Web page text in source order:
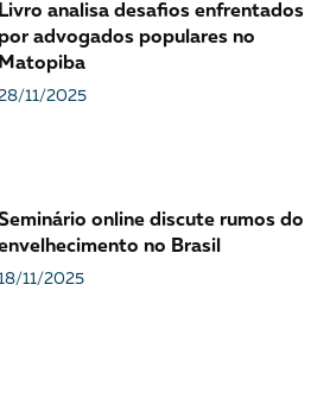
Livro analisa desafios enfrentados
por advogados populares no
Matopiba
11/2025
online discute rumos do
no Brasil
11/2025